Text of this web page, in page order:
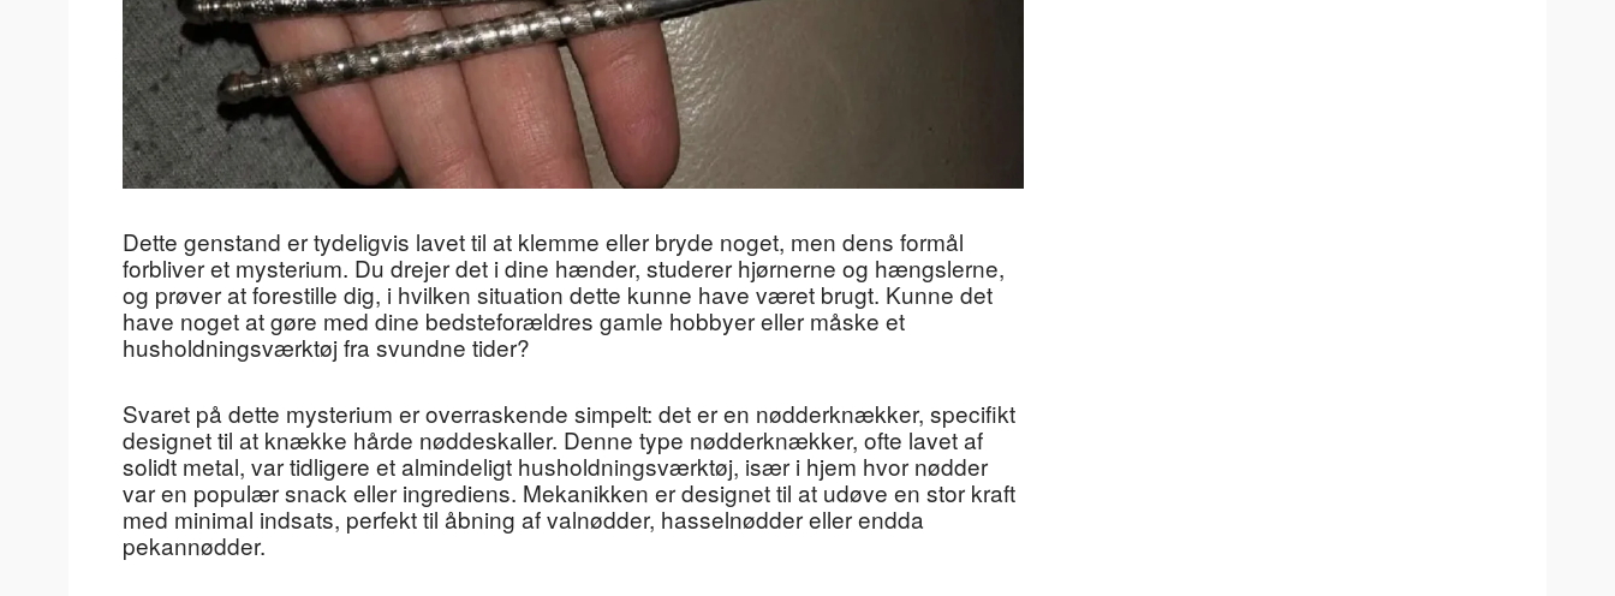
Dette genstand er tydeligvis lavet til at klemme eller bryde noget, men dens formål
forbliver et mysterium. Du drejer det i dine hænder, studerer hjørnerne og hængslerne,
og prøver at forestille dig, i hvilken situation dette kunne have været brugt. Kunne det
have noget at gøre med dine bedsteforældres gamle hobbyer eller måske et
husholdningsværktøj fra svundne tider?
Svaret på dette mysterium er overraskende simpelt: det er en nødderknækker, specifikt
designet til at knække hårde nøddeskaller. Denne type nødderknækker, ofte lavet af
solidt metal, var tidligere et almindeligt husholdningsværktøj, især i hjem hvor nødder
var en populær snack eller ingrediens. Mekanikken er designet til at udøve en stor kraft
med minimal indsats, perfekt til åbning af valnødder, hasselnødder eller endda
pekannødder.